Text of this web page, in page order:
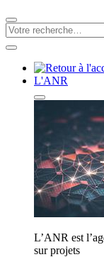
L'ANR
L’ANR est
sur projets